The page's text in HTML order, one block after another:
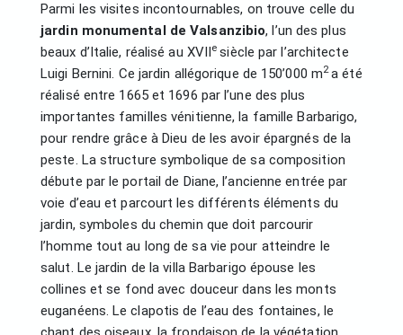
Parmi les visites incontournables, on trouve celle du
jardin monumental de Valsanzibio, l’un des plus
beaux d’Italie, réalisé au XVIIe siècle par l’architecte
Luigi Bernini. Ce jardin allégorique de 150’000 m2a été
réalisé entre 1665 et 1696 par l’une des plus
importantes familles vénitienne, la famille Barbarigo,
pour rendre grâce à Dieu de les avoir épargnés de la
peste. La structure symbolique de sa composition
débute par le portail de Diane, l’ancienne entrée par
voie d’eau et parcourt les différents éléments du
jardin, symboles du chemin que doit parcourir
l’homme tout au long de sa vie pour atteindre le
salut. Le jardin de la villa Barbarigo épouse les
collines et se fond avec douceur dans les monts
euganéens. Le clapotis de l’eau des fontaines, le